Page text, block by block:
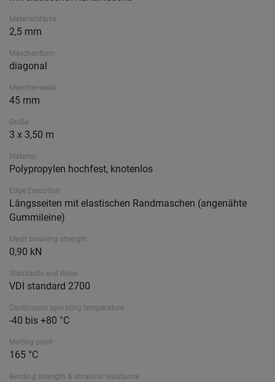
Materialstärke
2,5 mm
Maschenform
diagonal
Maschenweite
45 mm
Größe
3 x 3,50 m
Material
Polypropylen hochfest, knotenlos
Edge Execution
Längsseiten mit elastischen Randmaschen (angenähte
Gummileine)
Mesh breaking strength
0,90 kN
Standards and Rules
VDI standard 2700
Continuous operating temperature
-40 bis +80 °C
Melting point
165 °C
Bending strength & abrasion resistance